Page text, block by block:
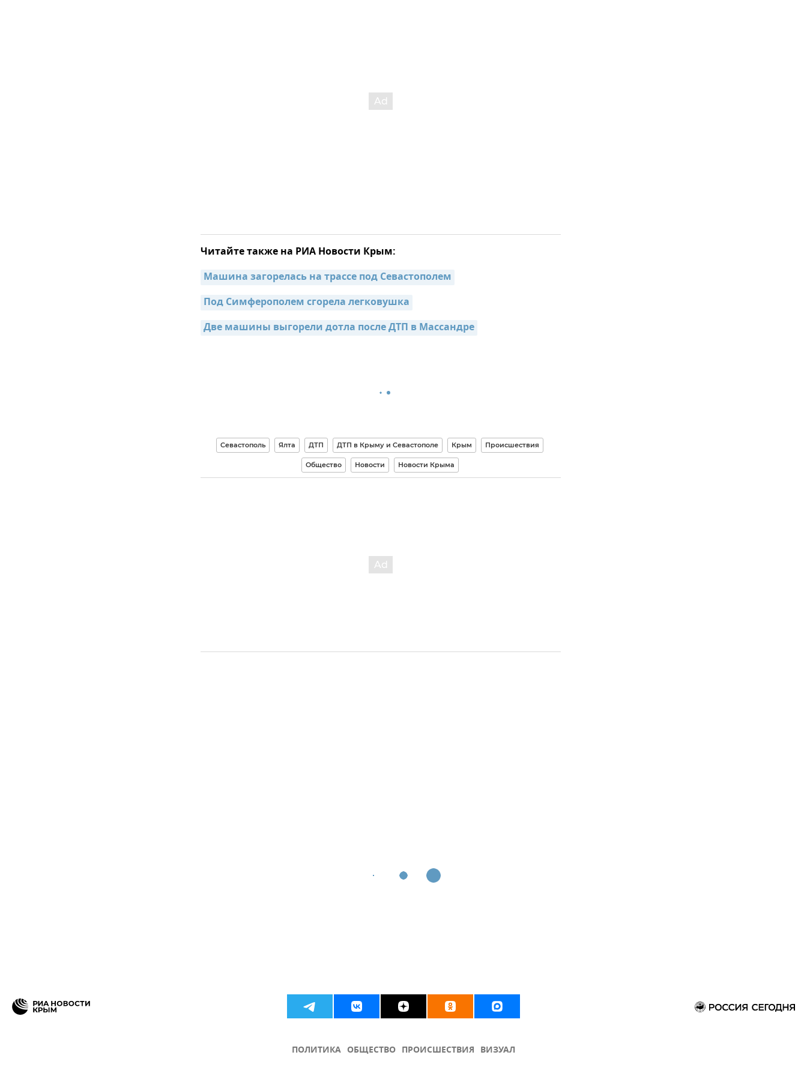
Читайте также на РИА Новости Крым:
Машина загорелась на трассе под Севастополем
Под Симферополем сгорела легковушка
Две машины выгорели дотла после ДТП в Массандре
Севастополь Ялта ДТП ДТП в Крыму и Севастополе Крым Происшествия
Общество Новости Новости Крыма
ПОЛИТИКА ОБЩЕСТВО ПРОИСШЕСТВИЯ ВИЗУАЛ